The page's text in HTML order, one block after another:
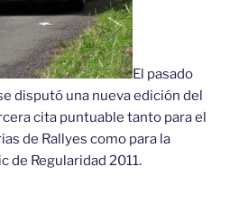
El pasado
disputó una nueva edición del
cita puntuable tanto para el
de Rallyes como para la
de Regularidad 2011.